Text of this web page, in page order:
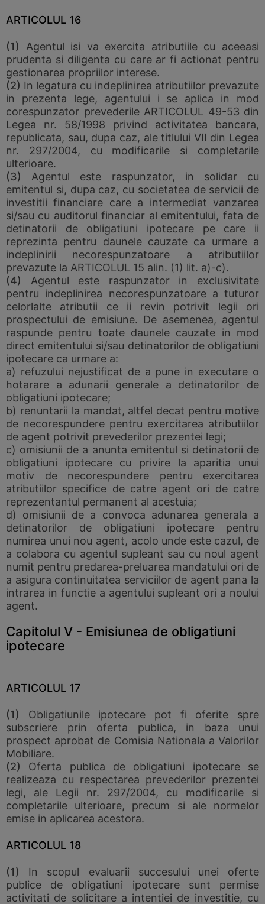
ARTICOLUL 16
(1) Agentul isi va exercita atributiile cu aceeasi
prudenta si diligenta cu care ar fi actionat pentru
gestionarea propriilor interese.
(2) In legatura cu indeplinirea atributiilor prevazute
in prezenta lege, agentului i se aplica in mod
corespunzator prevederile ARTICOLUL 49-53 din
Legea nr. 58/1998 privind activitatea bancara,
republicata, sau, dupa caz, ale titlului VII din Legea
nr. 297/2004, cu modificarile si completarile
ulterioare.
(3) Agentul este raspunzator, in solidar cu
emitentul si, dupa caz, cu societatea de servicii de
investitii financiare care a intermediat vanzarea
si/sau cu auditorul financiar al emitentului, fata de
detinatorii de obligatiuni ipotecare pe care ii
reprezinta pentru daunele cauzate ca urmare a
indeplinirii necorespunzatoare a atributiilor
prevazute la ARTICOLUL 15 alin. (1) lit. a)-c).
(4) Agentul este raspunzator in exclusivitate
pentru indeplinirea necorespunzatoare a tuturor
celorlalte atributii ce ii revin potrivit legii ori
prospectului de emisiune. De asemenea, agentul
raspunde pentru toate daunele cauzate in mod
direct emitentului si/sau detinatorilor de obligatiuni
ipotecare ca urmare a:
a) refuzului nejustificat de a pune in executare o
hotarare a adunarii generale a detinatorilor de
obligatiuni ipotecare;
b) renuntarii la mandat, altfel decat pentru motive
de necorespundere pentru exercitarea atributiilor
de agent potrivit prevederilor prezentei legi;
c) omisiunii de a anunta emitentul si detinatorii de
obligatiuni ipotecare cu privire la aparitia unui
motiv de necorespundere pentru exercitarea
atributiilor specifice de catre agent ori de catre
reprezentantul permanent al acestuia;
d) omisiunii de a convoca adunarea generala a
detinatorilor de obligatiuni ipotecare pentru
numirea unui nou agent, acolo unde este cazul, de
a colabora cu agentul supleant sau cu noul agent
numit pentru predarea-preluarea mandatului ori de
a asigura continuitatea serviciilor de agent pana la
intrarea in functie a agentului supleant ori a noului
agent.
Capitolul V - Emisiunea de obligatiuni
ipotecare
ARTICOLUL 17
(1) Obligatiunile ipotecare pot fi oferite spre
subscriere prin oferta publica, in baza unui
prospect aprobat de Comisia Nationala a Valorilor
Mobiliare.
(2) Oferta publica de obligatiuni ipotecare se
realizeaza cu respectarea prevederilor prezentei
legi, ale Legii nr. 297/2004, cu modificarile si
completarile ulterioare, precum si ale normelor
emise in aplicarea acestora.
ARTICOLUL 18
(1) In scopul evaluarii succesului unei oferte
publice de obligatiuni ipotecare sunt permise
activitati de solicitare a intentiei de investitie, cu